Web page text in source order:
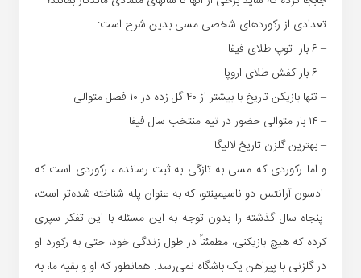
تعدادی از رکوردهای شخصی مسی بدین شرح است:
– ٦ بار توپ طلای فیفا
– ٦ بار کفش طلای اروپا
– تنها بازیکن تاریخ با بیشتر از ٤٠ گل زده در ١٠ فصل متوالی
– ١٤ بار متوالی حضور در تیم منتخب سال فیفا
– بهترین گلزن تاریخ لالیگا
و اما رکوردی که مسی به تازگی به ثبت رسانده ، رکوردی است که
ادسون آرانتس دو ناسیمینتو، که به عنوان پله شناخته شده‌تر است،
پنجاه سال گذشته را بدون توجه به این مسئله با این تفکر سپری
کرده که هیچ بازیکنی، مطمئناً در طول زندگی خود، حتی به رکورد او
در گلزنی با پیراهن یک باشگاه نمی‌رسد. همانطور که او و بقیه ما، به